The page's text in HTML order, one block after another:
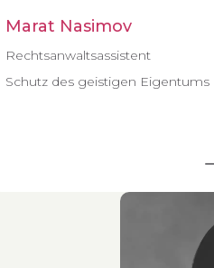
Marat Nasimov
Rechtsanwaltsassistent
Schutz des geistigen Eigentums